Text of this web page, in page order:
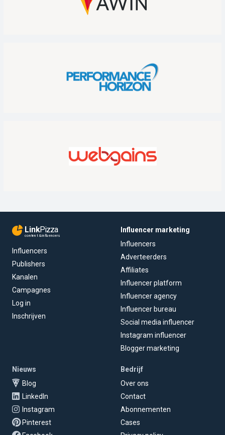
LinkPizza
content & influencers
Influencers
Publishers
Kanalen
Campagnes
Log in
Inschrijven
Influencer marketing
Influencers
Adverteerders
Affiliates
Influencer platform
Influencer agency
Influencer bureau
Social media influencer
Instagram influencer
Blogger marketing
Nieuws
Blog
LinkedIn
Instagram
Pinterest
Bedrijf
Over ons
Contact
Abonnementen
Cases